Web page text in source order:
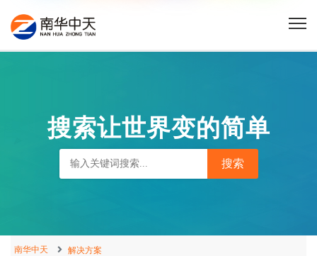
搜索让世界变的简单
南华中天 解决方案